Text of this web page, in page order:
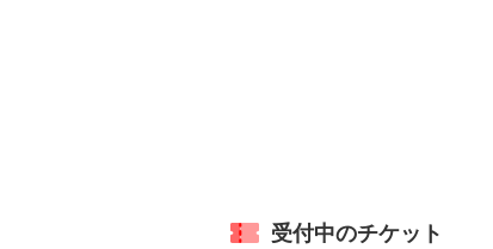
受付中のチケット